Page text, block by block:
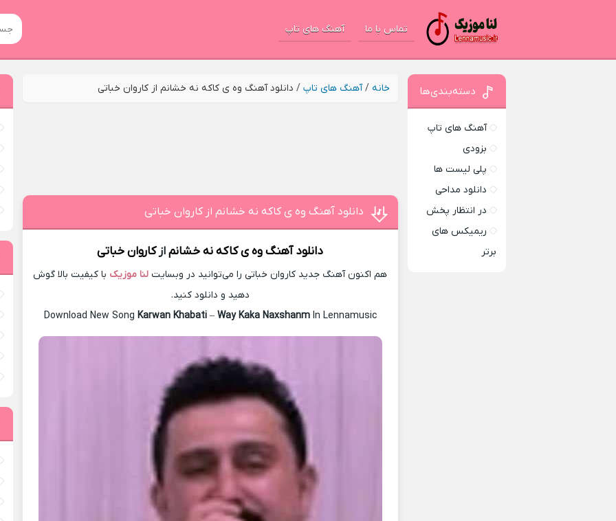
تماس با ما آهنگ های تاپ
خانه /آهنگ های تاپ / دانلود آهنگ وه ی کاکه نه خشانم از کاروان خباتی
دانلود آهنگ وه ی کاکه نه خشانم از کاروان خباتی
دانلود آهنگ وه ی کاکه نه خشانمازکاروان خباتی
هم اکنون آهنگ جدید کاروان خباتی را می‌توانید در وبسایت لنا موزیک با کیفیت بالا گوش
دهید و دانلود کنید.
Download New Song Karwan Khabati– Way Kaka NaxshanmIn Lennamusic
دسته‌بندی‌ها
آهنگ های تاپ
بزودی
پلی لیست ها
دانلود مداحی
در انتظار پخش
ریمیکس های
برتر